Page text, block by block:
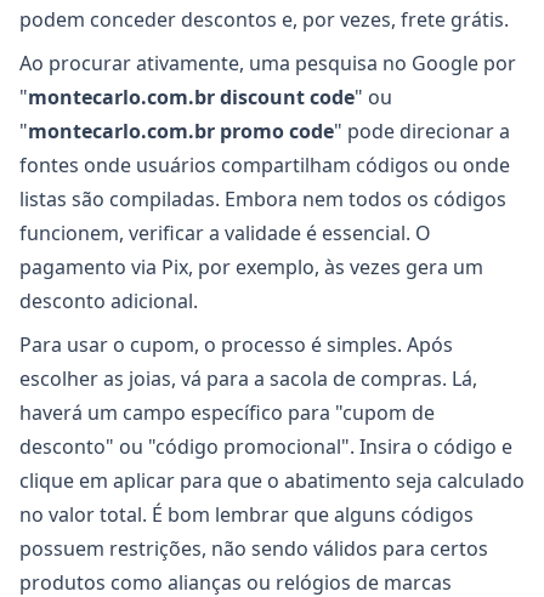
podem conceder descontos e, por vezes, frete grátis.
Ao procurar ativamente, uma pesquisa no Google por
"montecarlo.com.br discount code" ou
"montecarlo.com.br promo code" pode direcionar a
fontes onde usuários compartilham códigos ou onde
listas são compiladas. Embora nem todos os códigos
funcionem, verificar a validade é essencial. O
pagamento via Pix, por exemplo, às vezes gera um
desconto adicional.
Para usar o cupom, o processo é simples. Após
escolher as joias, vá para a sacola de compras. Lá,
haverá um campo específico para "cupom de
desconto" ou "código promocional". Insira o código e
clique em aplicar para que o abatimento seja calculado
no valor total. É bom lembrar que alguns códigos
possuem restrições, não sendo válidos para certos
produtos como alianças ou relógios de marcas